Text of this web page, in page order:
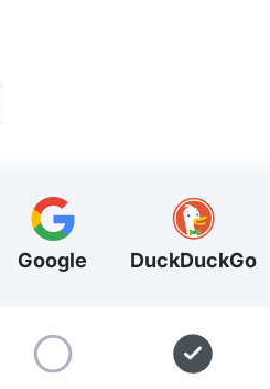
Google DuckDuckGo